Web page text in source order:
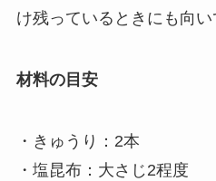
け残っているときにも向い
材料の目安
・きゅうり：2本
・塩昆布：大さじ2程度